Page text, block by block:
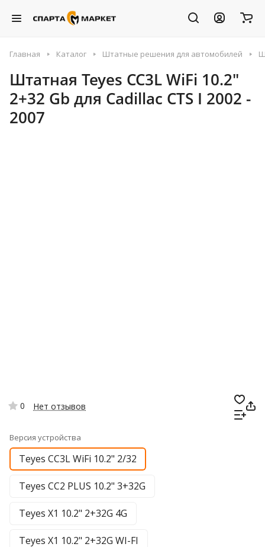
Главная Каталог Штатные решения для автомобилей
Штатная Teyes CC3L WiFi 10.2"
2+32 Gb для Cadillac CTS I 2002 -
2007
0 Нет отзывов
Версия устройства
Teyes CC3L WiFi 10.2" 2/32
Teyes CC2 PLUS 10.2" 3+32G
Teyes X1 10.2" 2+32G 4G
Teyes X1 10.2" 2+32G WI-FI